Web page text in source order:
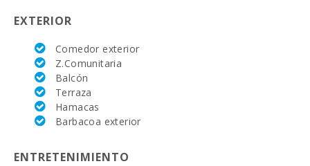
(km):
Supermercado
- Eroski (m):
Supermercado
- Spar (km):
Supermercado
Deporte
EXTERIOR
Comedor exterior
Z.Comunitaria
Balcón
Terraza
Hamacas
Barbacoa exterior
ENTRETENIMIENTO